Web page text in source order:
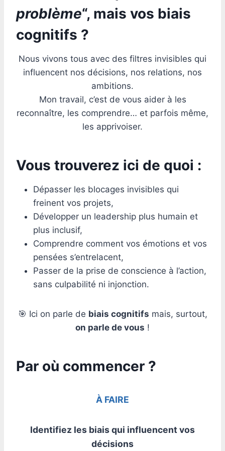
problème“, mais vos biais
cognitifs ?
Nous vivons tous avec des filtres invisibles qui
influencent nos décisions, nos relations, nos
ambitions.
Mon travail, c’est de vous aider à les
reconnaître, les comprendre… et parfois même,
les apprivoiser.
Vous trouverez ici de quoi :
Dépasser les blocages invisibles qui
freinent vos projets,
Développer un leadership plus humain et
plus inclusif,
Comprendre comment vos émotions et vos
pensées s’entrelacent,
Passer de la prise de conscience à l’action,
sans culpabilité ni injonction.
🎯 Ici on parle de biais cognitifs mais, surtout,
on parle de vous !
Par où commencer ?
À FAIRE
Identifiez les biais qui influencent vos
décisions